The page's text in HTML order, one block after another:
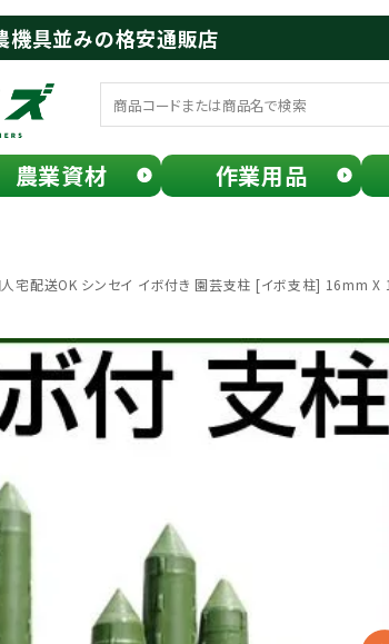
機具並みの格安通販店
農業資材 作業用品
宅配送OK シンセイ イボ付き 園芸支柱 [イボ支柱] 16mm